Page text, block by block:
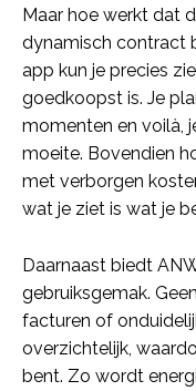
Maar hoe werkt dat
dynamisch contract
app kun je precies
goedkoopst is. Je
momenten en voilà,
moeite. Bovendien
met verborgen
wat je ziet is wat je
Daarnaast biedt
gebruiksgemak.
facturen of
overzichtelijk,
bent. Zo wordt